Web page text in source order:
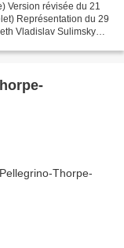
Version révisée du 21
Représentation du 29
Vladislav Sulimsky